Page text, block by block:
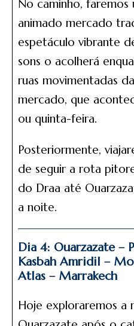
No caminho, faremos
animado mercado
espetáculo vibrante
sons o acolherá
ruas movimentadas
mercado, que
ou quinta-feira.
Posteriormente,
de seguir a rota
do Draa até
a noite.
Dia 4: Ouarzazate –
Kasbah Amridil –
Atlas – Marrakech
Hoje exploraremos a